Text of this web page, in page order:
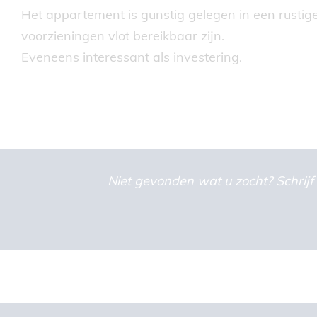
Het appartement is gunstig gelegen in een
voorzieningen vlot bereikbaar zijn.
Eveneens interessant als investering.
Niet gevonden wat u zocht?